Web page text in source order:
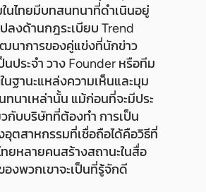
นไทยมีบทสนทนาที่ดำเนินอยู่
ลงด้านกฎระเบียบ Trend
นาการของคู่แข่งที่นักข่าว
นประจำ วาง Founder หรือทีม
ฐานะแหล่งความเห็นและมุม
นาเหล่านั้น แม้ก่อนที่จะมีประ
กับบริษัทที่ต้องทำ การเป็น
ตสาหกรรมที่เชื่อถือได้คือวิธีที่
ยหลายคนสร้างสถานะในสื่อ
งพวกเขาจะเป็นที่รู้จักดี